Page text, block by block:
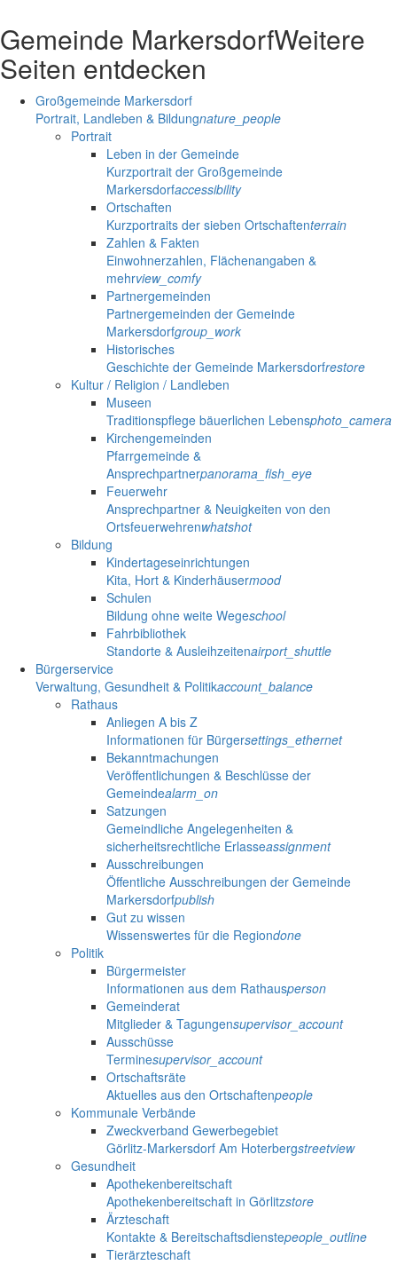
Gemeinde MarkersdorfWeitere
Seiten entdecken
Großgemeinde Markersdorf
Portrait, Landleben & Bildungnature_people
Portrait
Leben in der Gemeinde
Kurzportrait der Großgemeinde
Markersdorfaccessibility
Ortschaften
Kurzportraits der sieben Ortschaftenterrain
Zahlen & Fakten
Einwohnerzahlen, Flächenangaben &
mehrview_comfy
Partnergemeinden
Partnergemeinden der Gemeinde
Markersdorfgroup_work
Historisches
Geschichte der Gemeinde Markersdorfrestore
Kultur / Religion / Landleben
Museen
Traditionspflege bäuerlichen Lebensphoto_camera
Kirchengemeinden
Pfarrgemeinde &
Ansprechpartnerpanorama_fish_eye
Feuerwehr
Ansprechpartner & Neuigkeiten von den
Ortsfeuerwehrenwhatshot
Bildung
Kindertageseinrichtungen
Kita, Hort & Kinderhäusermood
Schulen
Bildung ohne weite Wegeschool
Fahrbibliothek
Standorte & Ausleihzeitenairport_shuttle
Bürgerservice
Verwaltung, Gesundheit & Politikaccount_balance
Rathaus
Anliegen A bis Z
Informationen für Bürgersettings_ethernet
Bekanntmachungen
Veröffentlichungen & Beschlüsse der
Gemeindealarm_on
Satzungen
Gemeindliche Angelegenheiten &
sicherheitsrechtliche Erlasseassignment
Ausschreibungen
Öffentliche Ausschreibungen der Gemeinde
Markersdorfpublish
Gut zu wissen
Wissenswertes für die Regiondone
Politik
Bürgermeister
Informationen aus dem Rathausperson
Gemeinderat
Mitglieder & Tagungensupervisor_account
Ausschüsse
Terminesupervisor_account
Ortschaftsräte
Aktuelles aus den Ortschaftenpeople
Kommunale Verbände
Zweckverband Gewerbegebiet
Görlitz-Markersdorf Am Hoterbergstreetview
Gesundheit
Apothekenbereitschaft
Apothekenbereitschaft in Görlitzstore
Ärzteschaft
Kontakte & Bereitschaftsdienstepeople_outline
Tierärzteschaft